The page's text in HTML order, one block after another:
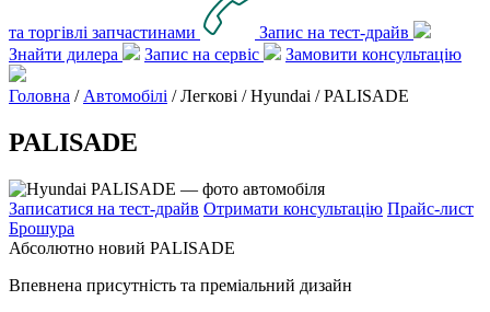
та торгівлі запчастинами
Запис на тест-драйв
Знайти дилера
Запис на сервіс Замовити консультацію
Головна / Автомобілі / Легкові / Hyundai /PALISADE
PALISADE
Записатися на тест-драйв Отримати консультацію Прайс-лист
Брошура
Абсолютно новий PALISADE
Впевнена присутність та преміальний дизайн